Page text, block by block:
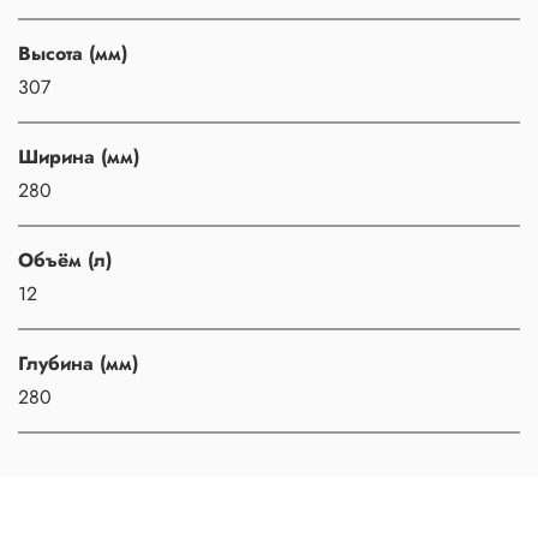
Высота (мм)
307
Ширина (мм)
280
Объём (л)
12
Глубина (мм)
280